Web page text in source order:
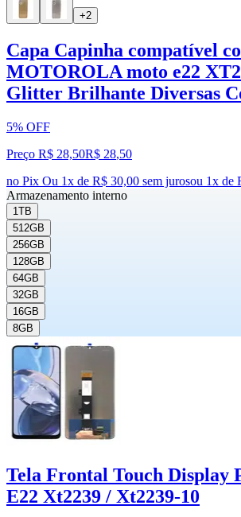
+2
Capa Capinha compatível
MOTOROLA moto e22
Glitter Brilhante Diversas
5% OFF
Preço R$ 28,50R$ 28,50
no Pix Ou 1x de R$ 30,00 sem jurosou 1x de
Armazenamento interno
1TB
512GB
256GB
128GB
64GB
32GB
16GB
8GB
Tela Frontal Touch Display
E22 Xt2239 / Xt2239-10